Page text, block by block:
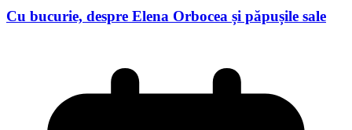
Cu bucurie, despre Elena Orbocea și păpușile sale